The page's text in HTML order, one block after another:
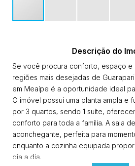
Descrição do
Se você procura conforto, espaço e
regiões mais desejadas de
em Meaípe é a oportunidade ideal
O imóvel possui uma planta ampla e
por 3 quartos, sendo 1 suíte,
conforto para toda a família. A sala
aconchegante, perfeita para
enquanto a cozinha equipada
dia a dia.